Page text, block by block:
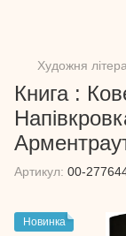
Художня
Книга :
Артикул: 00-
Новинка